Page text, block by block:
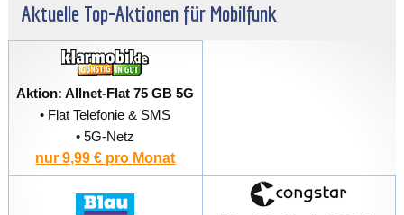
Aktuelle Top-Aktionen für Mobilfunk
Aktion: Allnet-Flat 75 GB 5G
• Flat Telefonie & SMS
• 5G-Netz
nur 9,99 € pro Monat